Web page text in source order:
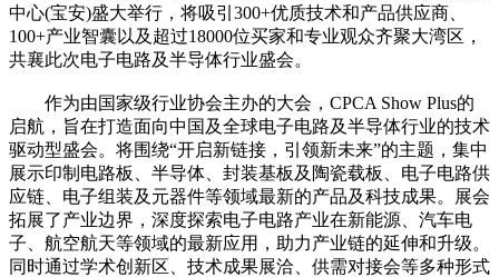
中心(宝安)盛大举行，将吸引300+优质技术和产品供应商、
100+产业智囊以及超过18000位买家和专业观众齐聚大湾区，
共襄此次电子电路及半导体行业盛会。
作为由国家级行业协会主办的大会，CPCA Show Plus的
启航，旨在打造面向中国及全球电子电路及半导体行业的技术
驱动型盛会。将围绕“开启新链接，引领新未来”的主题，集中
展示印制电路板、半导体、封装基板及陶瓷载板、电子电路供
应链、电子组装及元器件等领域最新的产品及科技成果。展会
拓展了产业边界，深度探索电子电路产业在新能源、汽车电
子、航空航天等领域的最新应用，助力产业链的延伸和升级。
同时通过学术创新区、技术成果展洽、供需对接会等多种形式